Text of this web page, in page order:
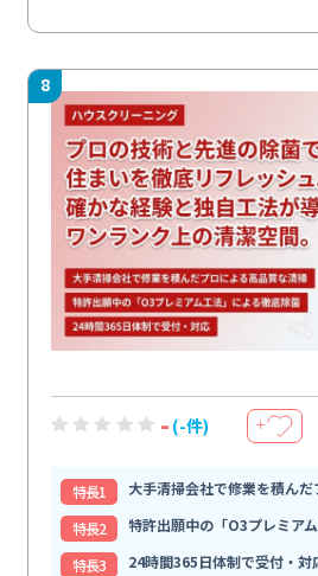
8
- (-件) ＋
特⻑1
大手清掃会社で修業を積ん
特⻑2
特許出願中の「O3プレミア
特⻑3
24時間365日体制で受付・対